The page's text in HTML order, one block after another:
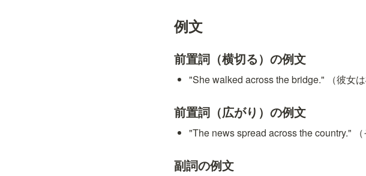
例文
前置詞（横切る）の例文
"She walked across the bridge." （彼女
前置詞（広がり）の例文
"The news spread across the country."
副詞の例文